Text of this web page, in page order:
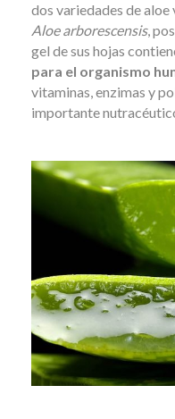
dos variedades de aloe
Aloe arborescensis,
gel de sus hojas
para el organismo
vitaminas, enzimas y
importante